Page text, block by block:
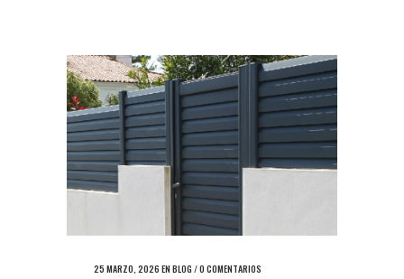
25 MARZO, 2026 EN BLOG /0 COMENTARIOS